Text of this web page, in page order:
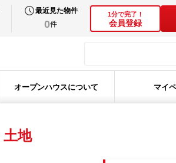
最近見た物件
0件
1分で完了！
会員登録
オープンハウスについて マイ
土地